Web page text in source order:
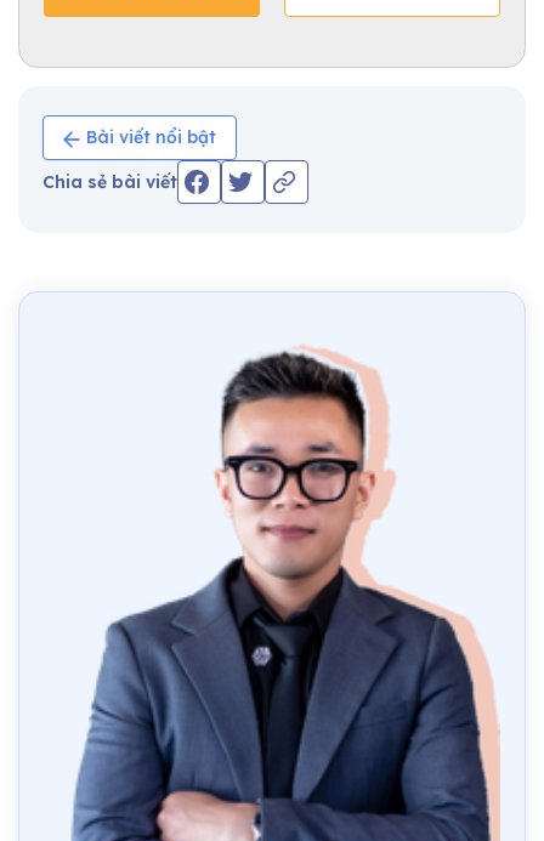
Bài viết nổi bật
Chia sẻ bài viết